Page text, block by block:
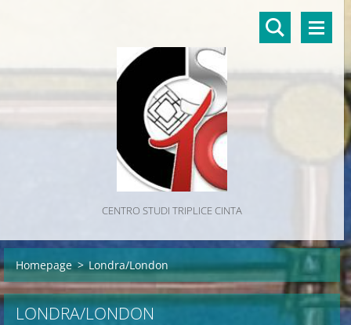
CENTRO STUDI TRIPLICE CINTA
Homepage > Londra/London
LONDRA/LONDON